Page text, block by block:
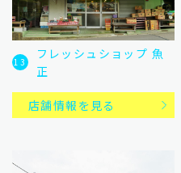
13
フレッシュショップ 魚
正
店舗情報を見る